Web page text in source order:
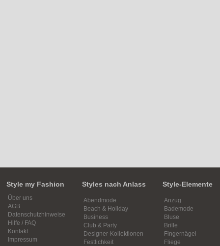
Style my Fashion
Über uns
AGB
Datenschutzhinweise
Hilfe / FAQ
Kontakt
Impressum
Styles nach Anlass
Abendmode
Beach & Holiday
Business
Club & Party
Designer-Kollektionen
Festlichkeit
Style-Elemente
Anzug
Bademode
Bluse
Brille
Fingernägel
Fliege